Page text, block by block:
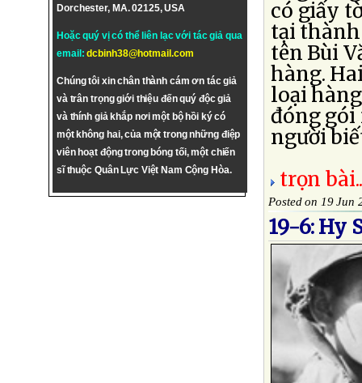
Dorchester, MA. 02125, USA
Hoặc quý vị có thể liên lạc với tác giả qua
email:dcbinh38@hotmail.com
Chúng tôi xin chân thành cám ơn tác giả
và trân trọng giới thiệu đến quý độc giả
và thính giả khắp nơi một bộ hồi ký có
một không hai, của một trong những điệp
viên hoạt động trong bóng tối, một chiến
sĩ thuộc Quân Lực Việt Nam Cộng Hòa.
có giấy
tại thành
tên Bùi
hàng.
loại
đóng gói
người
trọn
Posted on 19 Jun
19-6: Hy